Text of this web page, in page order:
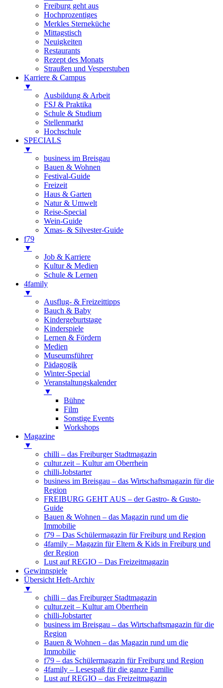
Freiburg geht aus
Hochprozentiges
Merkles Sterneküche
Mittagstisch
Neuigkeiten
Restaurants
Rezept des Monats
Straußen und Vesperstuben
Karriere & Campus
▼
Ausbildung & Arbeit
FSJ & Praktika
Schule & Studium
Stellenmarkt
Hochschule
SPECIALS
▼
business im Breisgau
Bauen & Wohnen
Festival-Guide
Freizeit
Haus & Garten
Natur & Umwelt
Reise-Special
Wein-Guide
Xmas- & Silvester-Guide
f79
▼
Job & Karriere
Kultur & Medien
Schule & Lernen
4family
▼
Ausflug- & Freizeittipps
Bauch & Baby
Kindergeburtstage
Kinderspiele
Lernen & Fördern
Medien
Museumsführer
Pädagogik
Winter-Special
Veranstaltungskalender
▼
Bühne
Film
Sonstige Events
Workshops
Magazine
▼
chilli – das Freiburger Stadtmagazin
cultur.zeit – Kultur am Oberrhein
chilli-Jobstarter
business im Breisgau – das Wirtschaftsmagazin für die
Region
FREIBURG GEHT AUS – der Gastro- & Gusto-
Guide
Bauen & Wohnen – das Magazin rund um die
Immobilie
f79 – Das Schülermagazin für Freiburg und Region
4family – Magazin für Eltern & Kids in Freiburg und
der Region
Lust auf REGIO – Das Freizeitmagazin
Gewinnspiele
Übersicht Heft-Archiv
▼
chilli – das Freiburger Stadtmagazin
cultur.zeit – Kultur am Oberrhein
chilli-Jobstarter
business im Breisgau – das Wirtschaftsmagazin für die
Region
Bauen & Wohnen – das Magazin rund um die
Immobilie
f79 – das Schülermagazin für Freiburg und Region
4family – Lesespaß für die ganze Familie
Lust auf REGIO – das Freizeitmagazin